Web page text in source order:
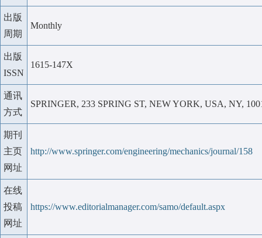
出版
周期
Monthly
出版
ISSN
1615-147X
通讯
方式
SPRINGER, 233 SPRING ST, NEW YORK, USA, NY,
期刊
主页
网址
http://www.springer.com/engineering/mechanics/journal/158
在线
投稿
网址
https://www.editorialmanager.com/samo/default.aspx